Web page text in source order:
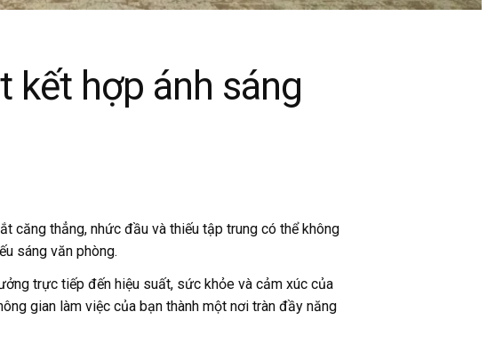
kết hợp ánh sáng
căng thẳng, nhức đầu và thiếu tập trung có thể không
sáng văn phòng.
trực tiếp đến hiệu suất, sức khỏe và cảm xúc của
gian làm việc của bạn thành một nơi tràn đầy năng